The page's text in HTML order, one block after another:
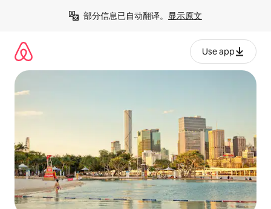
部分信息已自动翻译。 显示原文
Use app